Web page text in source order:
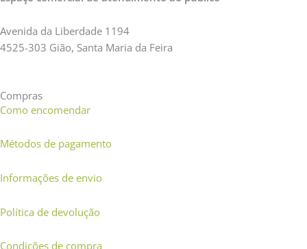
Avenida da Liberdade 1194
4525-303 Gião, Santa Maria da Feira
Compras
Como encomendar
Métodos de pagamento
Informações de envio
Política de devolução
Condições de compra